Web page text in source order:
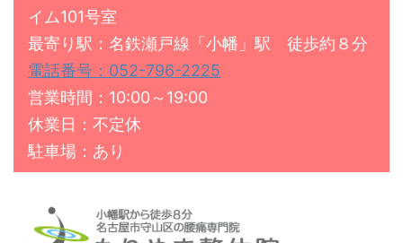
イム101号室
最寄り駅：名鉄瀬戸線「小幡」駅 徒歩約８分
電話番号：052-796-2225
営業時間：10:00～19:00
休業日：不定休
駐車場：あり